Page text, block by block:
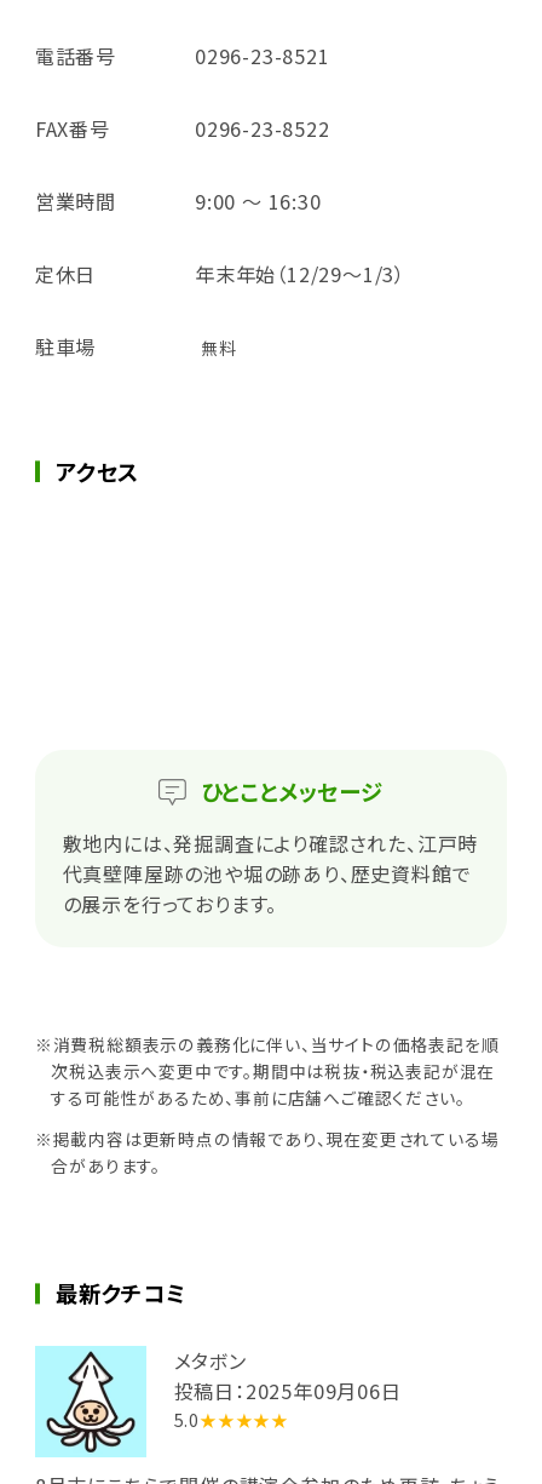
電話番号 0296-23-8521
FAX番号 0296-23-8522
営業時間 9:00 ～ 16:30
定休日 年末年始（12/29～1/3）
駐車場 無料
アクセス
ひとことメッセージ
敷地内には、発掘調査により確認された、江戸時
代真壁陣屋跡の池や堀の跡あり、歴史資料館で
の展示を行っております。
※消費税総額表示の義務化に伴い、当サイトの価格表記を順
次税込表示へ変更中です。期間中は税抜・税込表記が混在
する可能性があるため、事前に店舗へご確認ください。
※掲載内容は更新時点の情報であり、現在変更されている場
合があります。
最新クチコミ
メタボン
投稿日：2025年09月06日
5.0★★★★★